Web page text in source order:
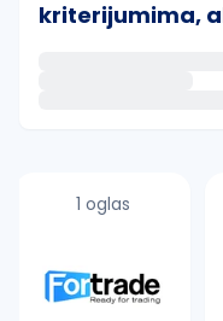
kriterijumima,
proverite
1 oglas